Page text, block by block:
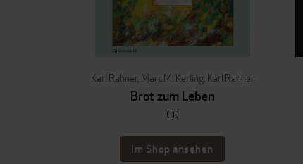
Karl Rahner, Marc M. Kerling, Karl Rahner
Brot zum Leben
CD
Im Shop ansehen